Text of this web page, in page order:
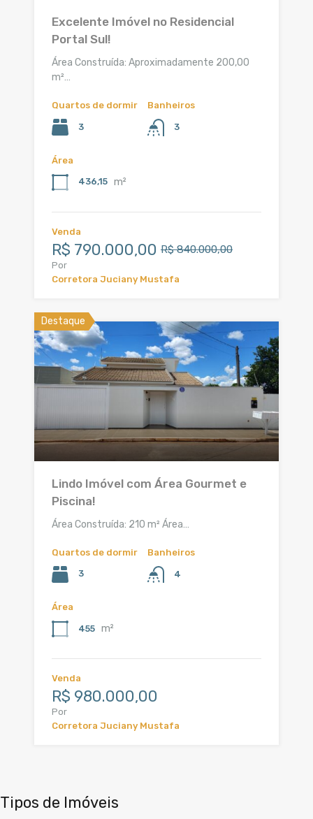
Excelente Imóvel no Residencial
Portal Sul!
Área Construída: Aproximadamente 200,00
m²…
Quartos de dormir
3
Banheiros
3
Área
436,15 m²
Venda
R$ 790.000,00 R$ 840.000,00
Por
Corretora Juciany Mustafa
Destaque
Lindo Imóvel com Área Gourmet e
Piscina!
Área Construída: 210 m² Área…
Quartos de dormir
3
Banheiros
4
Área
455 m²
Venda
R$ 980.000,00
Por
Corretora Juciany Mustafa
Tipos de Imóveis